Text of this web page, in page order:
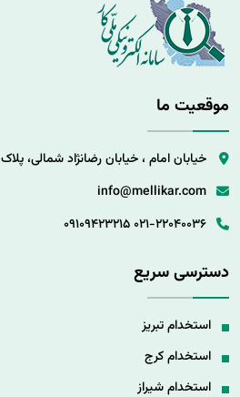
موقعیت ما
خیابان امام ، خیابان رضانژاد شمالی، پلاک 4، طبقه دوم غربی
info@mellikar.com
021-22040036
09109423215
دسترسی سریع
استخدام تبریز
استخدام کرج
استخدام شیراز